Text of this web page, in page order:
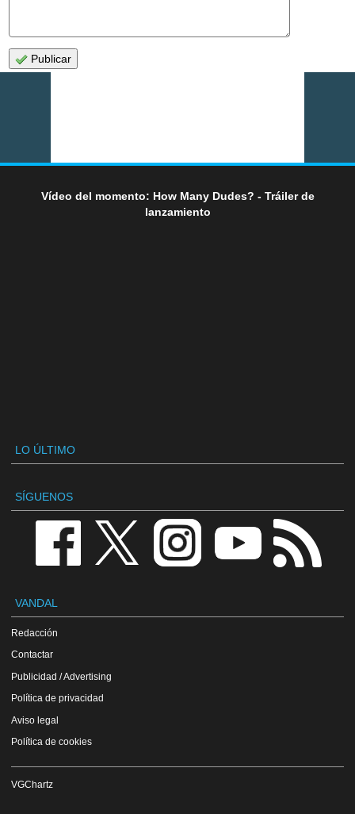
Publicar
Vídeo del momento: How Many Dudes? - Tráiler de
lanzamiento
LO ÚLTIMO
SÍGUENOS
VANDAL
Redacción
Contactar
Publicidad / Advertising
Política de privacidad
Aviso legal
Política de cookies
VGChartz